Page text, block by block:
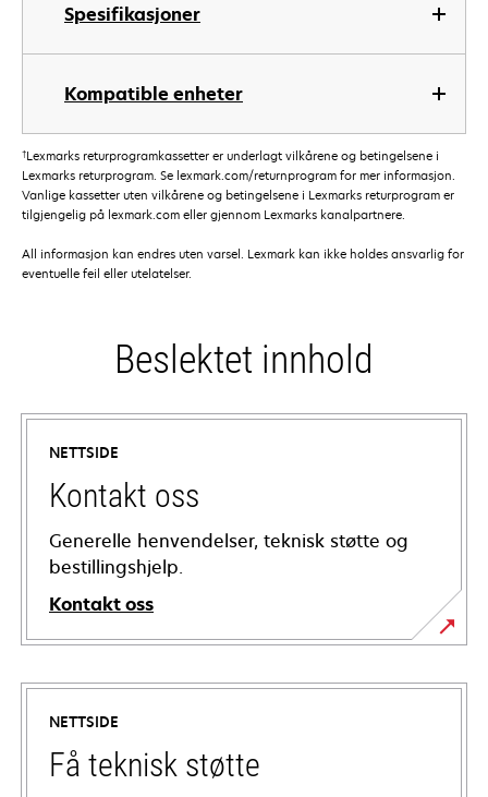
Spesifikasjoner
Kompatible enheter
†Lexmarks returprogramkassetter er underlagt vilkårene og betingelsene i
Lexmarks returprogram. Se lexmark.com/returnprogram for mer informasjon.
Vanlige kassetter uten vilkårene og betingelsene i Lexmarks returprogram er
tilgjengelig på lexmark.com eller gjennom Lexmarks kanalpartnere.
All informasjon kan endres uten varsel. Lexmark kan ikke holdes ansvarlig for
eventuelle feil eller utelatelser.
Beslektet innhold
NETTSIDE
Kontakt oss
Generelle henvendelser, teknisk støtte og
bestillingshjelp.
Kontakt oss
NETTSIDE
Få teknisk støtte